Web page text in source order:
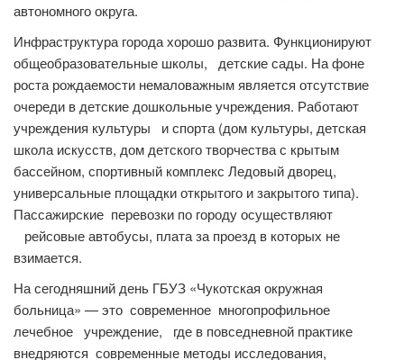
автономного округа.
Инфраструктура города хорошо развита. Функционируют
общеобразовательные школы, детские сады. На фоне
роста рождаемости немаловажным является отсутствие
очереди в детские дошкольные учреждения. Работают
учреждения культуры и спорта (дом культуры, детская
школа искусств, дом детского творчества с крытым
бассейном, спортивный комплекс Ледовый дворец,
универсальные площадки открытого и закрытого типа).
Пассажирские перевозки по городу осуществляют
рейсовые автобусы, плата за проезд в которых не
взимается.
На сегодняшний день ГБУЗ «Чукотская окружная
больница» — это современное многопрофильное
лечебное учреждение, где в повседневной практике
внедряются современные методы исследования,